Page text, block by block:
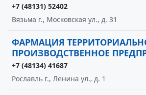
+7 (48131) 52402
Вязьма г., Московская ул., д. 31
ФАРМАЦИЯ
ПРОИЗВОДСТВЕННОЕ
+7 (48134) 41687
Рославль г., Ленина ул., д. 1